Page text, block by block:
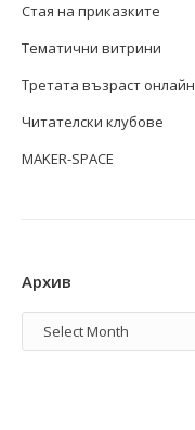
Стая на приказките
Тематични витрини
Третата възраст онлайн
Читателски клубове
MAKER-SPACE
Архив
Архив